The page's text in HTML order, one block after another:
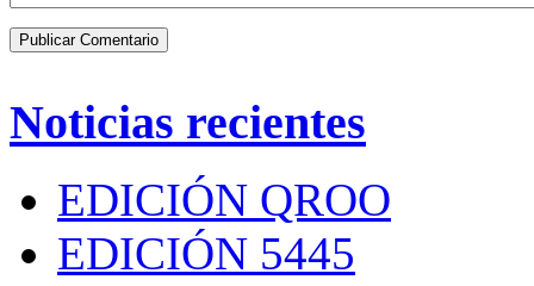
Noticias recientes
EDICIÓN QROO
EDICIÓN 5445